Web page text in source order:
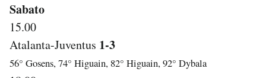
Sabato
15.00
Atalanta-Juventus 1-3
56° Gosens, 74° Higuain, 82° Higuain, 92° Dybala